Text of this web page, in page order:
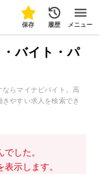
保存 履歴 メニュー
バイト・パ
らマイナビバイト。高
やすい求人を検索でき
した。
示します。